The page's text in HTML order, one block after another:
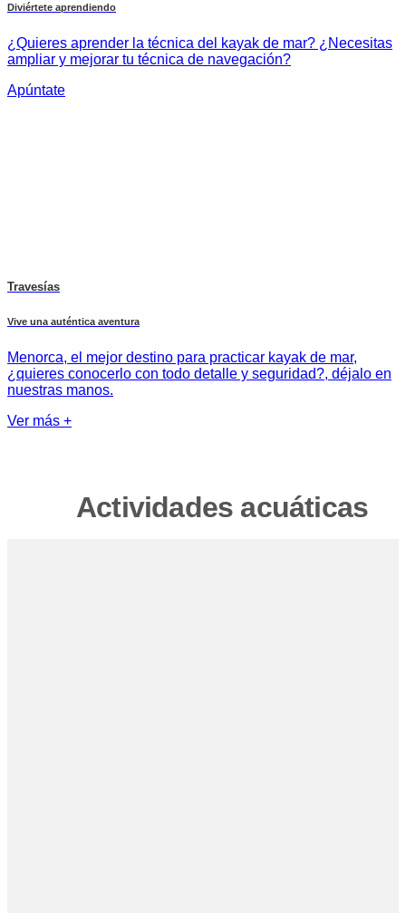
Diviértete aprendiendo
¿Quieres aprender la técnica del kayak de mar? ¿Necesitas
ampliar y mejorar tu técnica de navegación?
Apúntate
Travesías
Vive una auténtica aventura
Menorca, el mejor destino para practicar kayak de mar,
¿quieres conocerlo con todo detalle y seguridad?, déjalo en
nuestras manos.
Ver más +
Actividades acuáticas